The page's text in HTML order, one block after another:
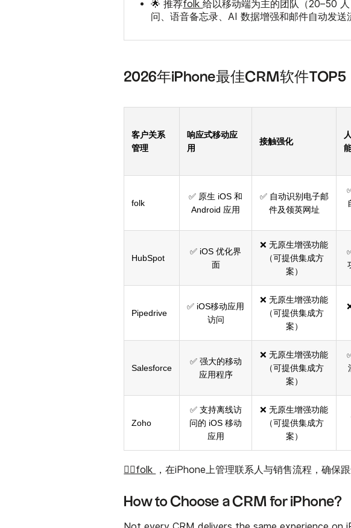
🌟 推荐folk给以移动端为主的团队（20–50
问、语音备忘录、AI 数据增强和邮件自动发送
2026年iPhone最佳CRM软件TOP5
客户关系
管理
响应式移动应
用
接触强化
folk
✅ 原生 iOS 和
Android 应用
✅ 自动识别电子邮
件及领英网址
HubSpot
✅ iOS 优化界
面
❌ 无原生增强功能
（可提供集成方
案）
Pipedrive
✅ iOS移动应用
访问
❌ 无原生增强功能
（可提供集成方
案）
Salesforce
✅ 强大的移动
应用程序
❌ 无原生增强功能
（可提供集成方
案）
Zoho
✅ 支持离线访
问的 iOS 移动
应用
❌ 无原生增强功能
（可提供集成方
案）
👉🏼folk ，在iPhone上管理联系人与销售流程，确保
How to Choose a CRM for iPhone?